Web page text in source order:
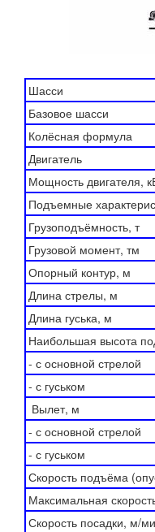
Шасси
Базовое шасси
Колёсная формула
Двигатель
Мощность двигателя,
Подъемные
Грузоподъёмность, т
Грузовой момент, тм
Опорный контур, м
Длина стрелы, м
Длина гуська, м
Наибольшая высота
- с основной стрелой
- с гуськом
Вылет, м
- с основной стрелой
- с гуськом
Скорость подъёма
Максимальная
Скорость посадки, м/